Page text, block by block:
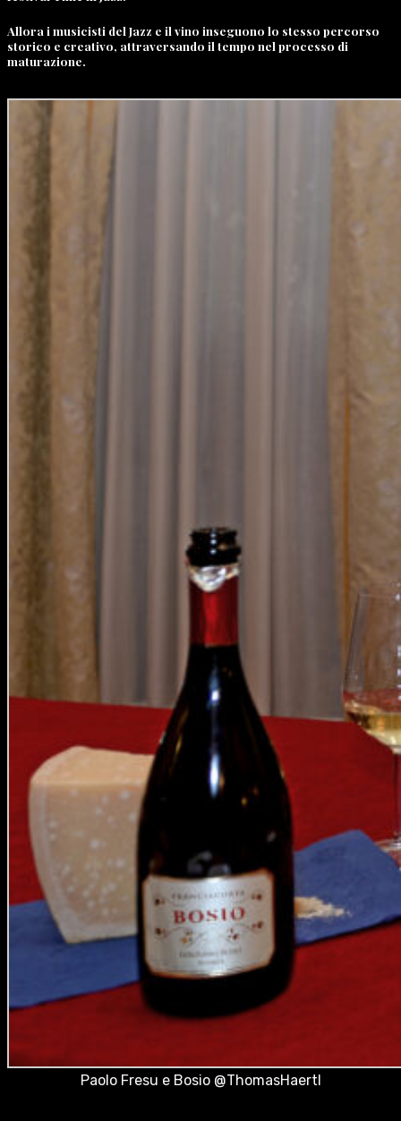
Allora i musicisti del Jazz e il vino inseguono lo stesso percorso
storico e creativo, attraversando il tempo nel processo di
maturazione.
Paolo Fresu e Bosio @ThomasHaertl